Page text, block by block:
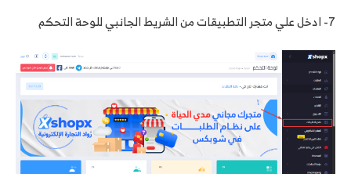
7- ادخل علي متجر التطبيقات من الشريط الجانبي للوحة التحكم